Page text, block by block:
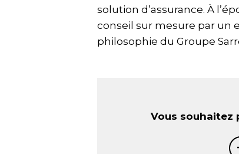
solution d’assurance. À
conseil sur mesure par un
philosophie du Groupe
Vous souhaitez